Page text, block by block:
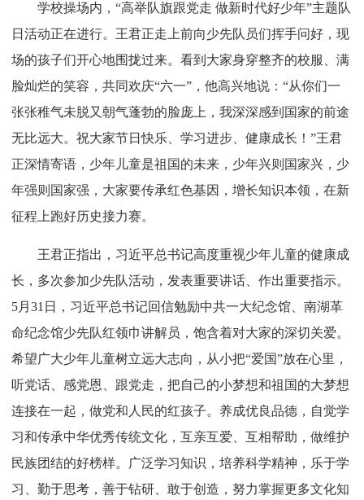
学校操场内，“高举队旗跟党走 做新时代好少年”主题队
日活动正在进行。王君正走上前向少先队员们挥手问好，现
场的孩子们开心地围拢过来。看到大家身穿整齐的校服、满
脸灿烂的笑容，共同欢庆“六一”，他高兴地说：“从你们一
张张稚气未脱又朝气蓬勃的脸庞上，我深深感到国家的前途
无比远大。祝大家节日快乐、学习进步、健康成长！”王君
正深情寄语，少年儿童是祖国的未来，少年兴则国家兴，少
年强则国家强，大家要传承红色基因，增长知识本领，在新
征程上跑好历史接力赛。
王君正指出，习近平总书记高度重视少年儿童的健康成
长，多次参加少先队活动，发表重要讲话、作出重要指示。
5月31日，习近平总书记回信勉励中共一大纪念馆、南湖革
命纪念馆少先队红领巾讲解员，饱含着对大家的深切关爱。
希望广大少年儿童树立远大志向，从小把“爱国”放在心里，
听党话、感党恩、跟党走，把自己的小梦想和祖国的大梦想
连接在一起，做党和人民的红孩子。养成优良品德，自觉学
习和传承中华优秀传统文化，互亲互爱、互相帮助，做维护
民族团结的好榜样。广泛学习知识，培养科学精神，乐于学
习、勤于思考，善于钻研、敢于创造，努力掌握更多文化知